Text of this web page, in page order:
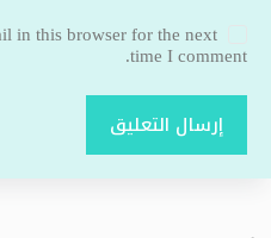
in this browser for the next
time I comment.
إرسال التعليق